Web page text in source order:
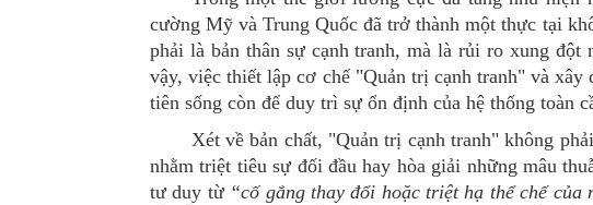
cường Mỹ và Trung Quốc đã trở thành một thực tại
phải là bản thân sự cạnh tranh, mà là rủi ro xung đột
vậy, việc thiết lập cơ chế "Quản trị cạnh tranh" và
tiên sống còn để duy trì sự ổn định của hệ thống toàn
Xétvề bản chất, "Quản trị cạnh tranh" không
nhằm triệt tiêu sự đối đầu hay hòa giải những mâu
tư duy từ “cố gắng thay đổi hoặc triệt hạ thể chế của